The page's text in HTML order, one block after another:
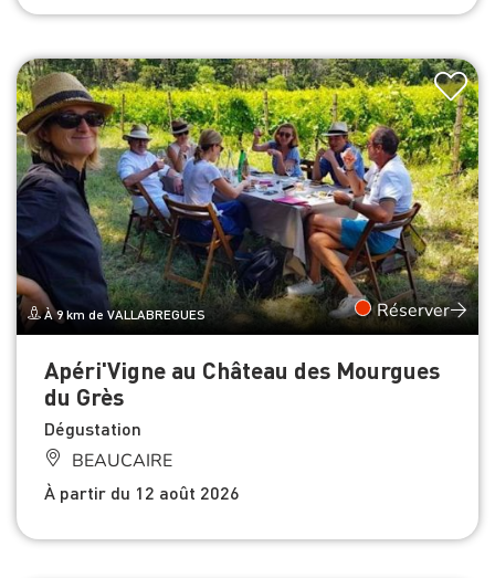
À 9 km de VALLABREGUES Réserver
Apéri'Vigne au Château des Mourgues
du Grès
Dégustation
BEAUCAIRE
À partir du 12 août 2026